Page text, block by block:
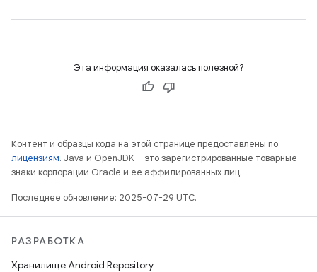
Эта информация оказалась полезной?
Контент и образцы кода на этой странице предоставлены по
лицензиям. Java и OpenJDK – это зарегистрированные товарные
знаки корпорации Oracle и ее аффилированных лиц.
Последнее обновление: 2025-07-29 UTC.
РАЗРАБОТКА
Хранилище Android Repository